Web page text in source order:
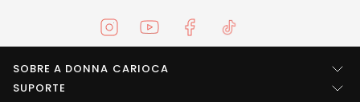
SOBRE A DONNA CARIOCA
Quem somos
SUPORTE